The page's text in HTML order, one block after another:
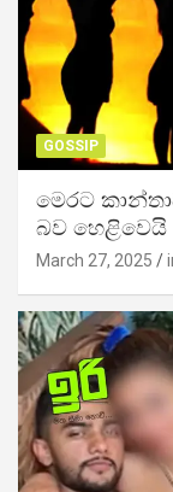
GOSSIP
මෙරට
බව හෙළිවෙයි
March 27, 2025